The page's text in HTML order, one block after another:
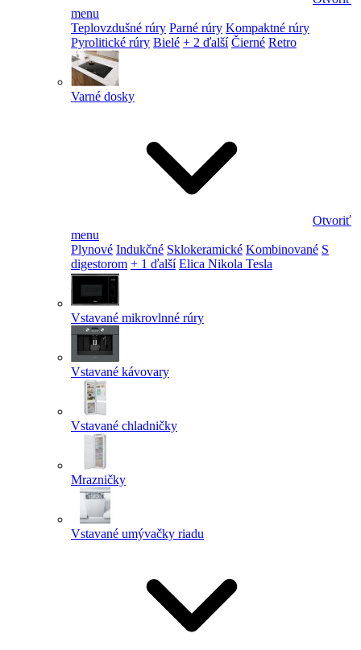
menu
Teplovzdušné rúry Parné rúry Kompaktné rúry
Pyrolitické rúry Bielé + 2 ďalší Čierné Retro
Varné dosky
Otvoriť
menu
Plynové Indukčné Sklokeramické Kombinované S
digestorom + 1 ďalší Elica Nikola Tesla
Vstavané mikrovlnné rúry
Vstavané kávovary
Vstavané chladničky
Mrazničky
Vstavané umývačky riadu